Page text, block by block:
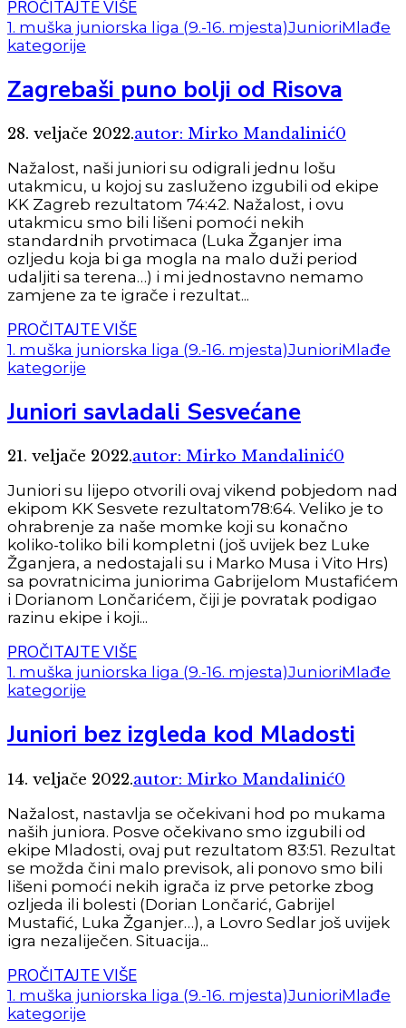
PROČITAJTE VIŠE
1. muška juniorska liga (9.-16. mjesta)JunioriMlađe
kategorije
Zagrebaši puno bolji od Risova
28. veljače 2022.autor: Mirko Mandalinić0
Nažalost, naši juniori su odigrali jednu lošu
utakmicu, u kojoj su zasluženo izgubili od ekipe
KK Zagreb rezultatom 74:42. Nažalost, i ovu
utakmicu smo bili lišeni pomoći nekih
standardnih prvotimaca (Luka Žganjer ima
ozljedu koja bi ga mogla na malo duži period
udaljiti sa terena…) i mi jednostavno nemamo
zamjene za te igrače i rezultat...
PROČITAJTE VIŠE
1. muška juniorska liga (9.-16. mjesta)JunioriMlađe
kategorije
Juniori savladali Sesvećane
21. veljače 2022.autor: Mirko Mandalinić0
Juniori su lijepo otvorili ovaj vikend pobjedom nad
ekipom KK Sesvete rezultatom78:64. Veliko je to
ohrabrenje za naše momke koji su konačno
koliko-toliko bili kompletni (još uvijek bez Luke
Žganjera, a nedostajali su i Marko Musa i Vito Hrs)
sa povratnicima juniorima Gabrijelom Mustafićem
i Dorianom Lončarićem, čiji je povratak podigao
razinu ekipe i koji...
PROČITAJTE VIŠE
1. muška juniorska liga (9.-16. mjesta)JunioriMlađe
kategorije
Juniori bez izgleda kod Mladosti
14. veljače 2022.autor: Mirko Mandalinić0
Nažalost, nastavlja se očekivani hod po mukama
naših juniora. Posve očekivano smo izgubili od
ekipe Mladosti, ovaj put rezultatom 83:51. Rezultat
se možda čini malo previsok, ali ponovo smo bili
lišeni pomoći nekih igrača iz prve petorke zbog
ozljeda ili bolesti (Dorian Lončarić, Gabrijel
Mustafić, Luka Žganjer…), a Lovro Sedlar još uvijek
igra nezaliječen. Situacija...
PROČITAJTE VIŠE
1. muška juniorska liga (9.-16. mjesta)JunioriMlađe
kategorije